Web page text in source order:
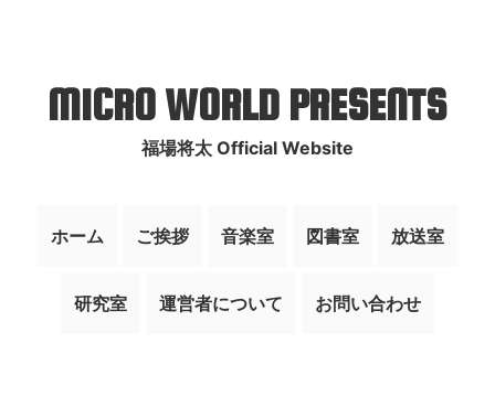
MICRO WORLD PRESENTS
福場将太 Official Website
ホーム ご挨拶 音楽室 図書室 放送室
研究室 運営者について お問い合わせ